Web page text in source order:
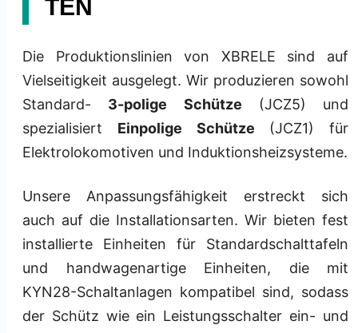
TEN
Die Produktionslinien von XBRELE sind auf
Vielseitigkeit ausgelegt. Wir produzieren sowohl
Standard- 3-polige Schütze (JCZ5) und
spezialisiert Einpolige Schütze (JCZ1) für
Elektrolokomotiven und Induktionsheizsysteme.
Unsere Anpassungsfähigkeit erstreckt sich
auch auf die Installationsarten. Wir bieten fest
installierte Einheiten für Standardschalttafeln
und handwagenartige Einheiten, die mit
KYN28-Schaltanlagen kompatibel sind, sodass
der Schütz wie ein Leistungsschalter ein- und